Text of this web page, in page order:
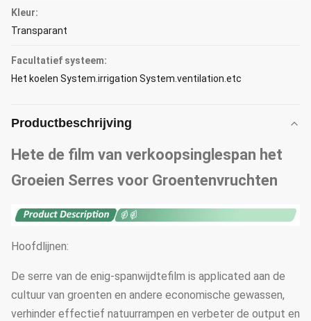
Kleur:
Transparant
Facultatief systeem:
Het koelen System.irrigation System.ventilation.etc
Productbeschrijving
Hete de film van verkoopsinglespan het
Groeien Serres voor Groentenvruchten
Hoofdlijnen:
De serre van de enig-spanwijdtefilm is applicated aan de
cultuur van groenten en andere economische gewassen,
verhinder effectief natuurrampen en verbeter de output en